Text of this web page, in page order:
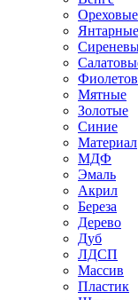
Ореховые
Янтарные
Мятные
Золотые
Синие
Материал
МДФ
Эмаль
Акрил
Береза
Дерево
Дуб
ЛДСП
Массив
Пластик